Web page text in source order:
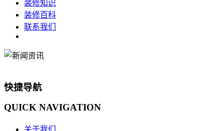
装修知识
装修百科
联系我们
快捷导航
QUICK NAVIGATION